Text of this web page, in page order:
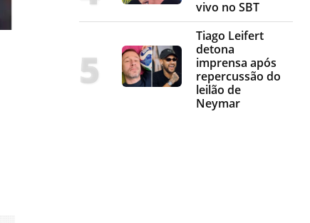
vivo no SBT
Tiago Leifert
detona
imprensa após
repercussão do
leilão de
Neymar